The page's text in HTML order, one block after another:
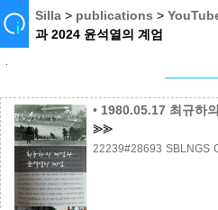
Silla > publications >
과 2024 윤석열의 계엄
• 1980.05.17 최규하
⪢⪢
22239#28693 SBLNGS